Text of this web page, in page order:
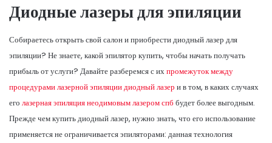
Диодные лазеры для эпиляции
Собираетесь открыть свой салон и приобрести диодный лазер для
эпиляции? Не знаете, какой эпилятор купить, чтобы начать получать
прибыль от услуги? Давайте разберемся с ихпромежуток между
процедурами лазерной эпиляции диодный лазер и в том, в каких случаях
его лазерная эпиляция неодимовым лазером спб будет более выгодным.
Прежде чем купить диодный лазер, нужно знать, что его использование
применяется не ограничивается эпиляторами: данная технология